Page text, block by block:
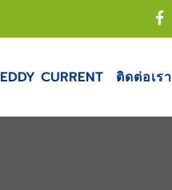
EDDY CURRENT ติดต่อเรา